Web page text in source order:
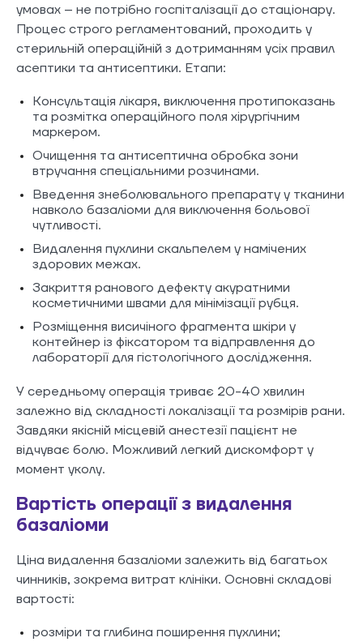
умовах – не потрібно госпіталізації до стаціонару.
Процес строго регламентований, проходить у
стерильній операційній з дотриманням усіх правил
асептики та антисептики. Етапи:
Консультація лікаря, виключення протипоказань
та розмітка операційного поля хірургічним
маркером.
Очищення та антисептична обробка зони
втручання спеціальними розчинами.
Введення знеболювального препарату у тканини
навколо базаліоми для виключення больової
чутливості.
Видалення пухлини скальпелем у намічених
здорових межах.
Закриття ранового дефекту акуратними
косметичними швами для мінімізації рубця.
Розміщення висичіного фрагмента шкіри у
контейнер із фіксатором та відправлення до
лабораторії для гістологічного дослідження.
У середньому операція триває 20-40 хвилин
залежно від складності локалізації та розмірів рани.
Завдяки якісній місцевій анестезії пацієнт не
відчуває болю. Можливий легкий дискомфорт у
момент уколу.
Вартість операції з видалення
базаліоми
Ціна видалення базаліоми залежить від багатьох
чинників, зокрема витрат клініки. Основні складові
вартості:
розміри та глибина поширення пухлини;